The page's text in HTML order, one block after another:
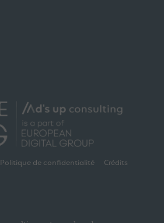
Politique de confidentialité Crédits